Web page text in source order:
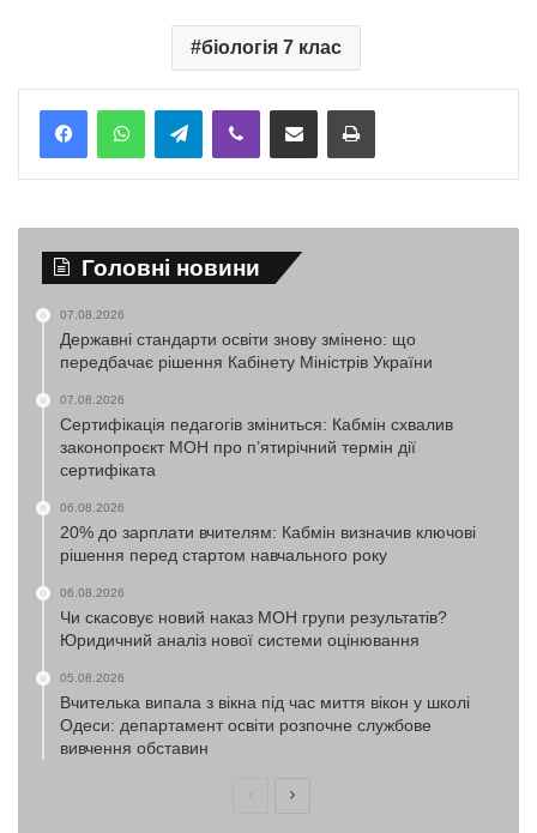
біологія 7 клас
TelegramViber Надіслати електронною поштоюНадрукувати
Головні новини
07.08.2026
Державні стандарти освіти знову змінено: що
передбачає рішення Кабінету Міністрів України
07.08.2026
Сертифікація педагогів зміниться: Кабмін схвалив
законопроєкт МОН про п’ятирічний термін дії
сертифіката
06.08.2026
20% до зарплати вчителям: Кабмін визначив ключові
рішення перед стартом навчального року
06.08.2026
Чи скасовує новий наказ МОН групи результатів?
Юридичний аналіз нової системи оцінювання
05.08.2026
Вчителька випала з вікна під час миття вікон у школі
Одеси: департамент освіти розпочне службове
вивчення обставин
ПопередняНаступна